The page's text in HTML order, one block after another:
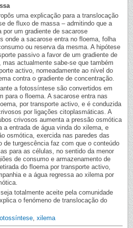
uma explicação para a translocação
de fluxo de massa – admitindo que a
um gradiente de sacarose
onde a sacarose entra no floema, folha
ou reserva da mesma. A hipótese
passivo a favor de um gradiente de
actualmente sabe-se que também
activo, nomeadamente ao nível do
contra o gradiente de concentração.
a fotossíntese são convertidos em
para o floema. A sacarose entra nas
por transporte activo, e é conduzida
por ligações citoplasmáticas. A
crivosos aumenta a pressão osmótica
a entrada de água vinda do xilema, e
osmótica, exercida nas paredes das
de turgescência faz com que o conteúdo
para as células, no sentido da menor
de consumo e armazenamento de
do floema por transporte activo,
e a água regressa ao xilema por
totalmente aceite pela comunidade
o fenómeno de translocação do
, xilema